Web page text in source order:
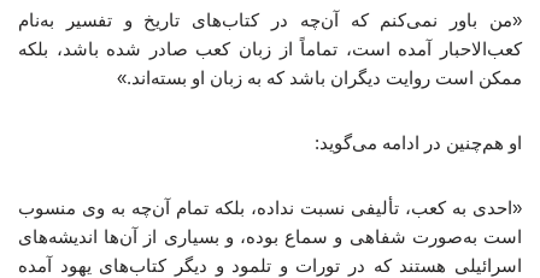
«من باور نمی‌کنم که آن‌چه در کتاب‌های تاریخ و تفسیر به‌نام
کعب‌الاحبار آمده است، تماماً از زبان کعب صادر شده باشد، بلکه
ممکن است روایت دیگران باشد که به زبان او بسته‌اند.»
او هم‌چنین در ادامه می‌گوید:
«احدی به کعب، تألیفی نسبت نداده، بلکه تمام آن‌چه به وی منسوب
است به‌صورت شفاهی و سماع بوده، و بسیاری از آن‌ها اندیشه‌های
اسرائیلی هستند که در تورات و تلمود و دیگر کتاب‌های یهود آمده